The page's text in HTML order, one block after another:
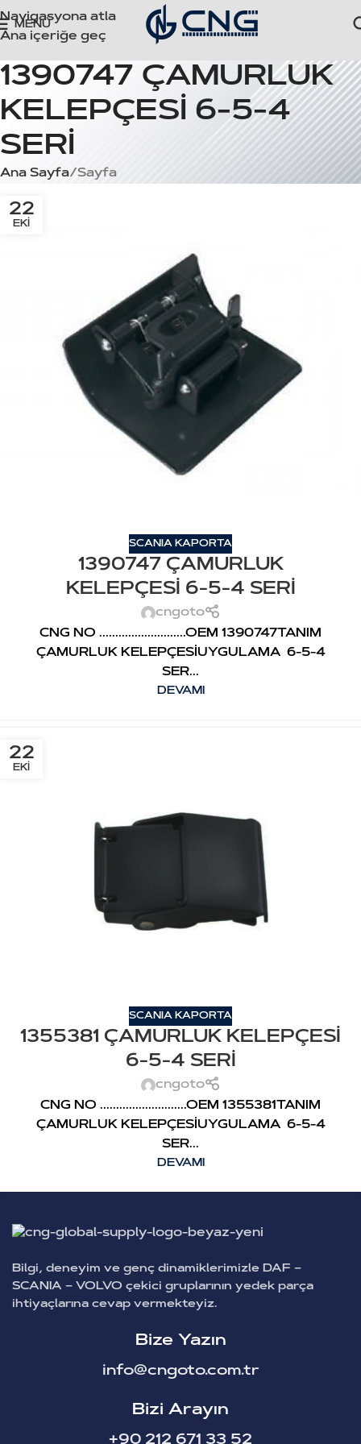
Navigasyona atla
Ana içeriğe geç
MENÜ
1390747 ÇAMURLUK
KELEPÇESİ 6-5-4
SERİ
Ana Sayfa Sayfa
22
EKI
SCANIA KAPORTA
1390747 ÇAMURLUK
KELEPÇESİ 6-5-4 SERİ
cngoto
CNG NO ...........................OEM 1390747TANIM
ÇAMURLUK KELEPÇESİUYGULAMA 6-5-4
SER...
DEVAMI
22
EKI
SCANIA KAPORTA
1355381 ÇAMURLUK KELEPÇESİ
6-5-4 SERİ
cngoto
CNG NO ...........................OEM 1355381TANIM
ÇAMURLUK KELEPÇESİUYGULAMA 6-5-4
SER...
DEVAMI
Bilgi, deneyim ve genç dinamiklerimizle DAF –
SCANIA – VOLVO çekici gruplarının yedek parça
ihtiyaçlarına cevap vermekteyiz.
Bize Yazın
info@cngoto.com.tr
Bizi Arayın
+90 212 671 33 52